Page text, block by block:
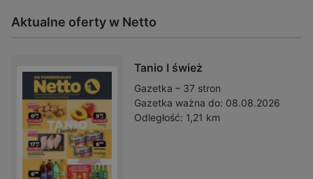
Aktualne oferty w Netto
Tanio I śwież
Gazetka – 37 stron
Gazetka ważna do: 08.08.2026
Odległość: 1,21 km